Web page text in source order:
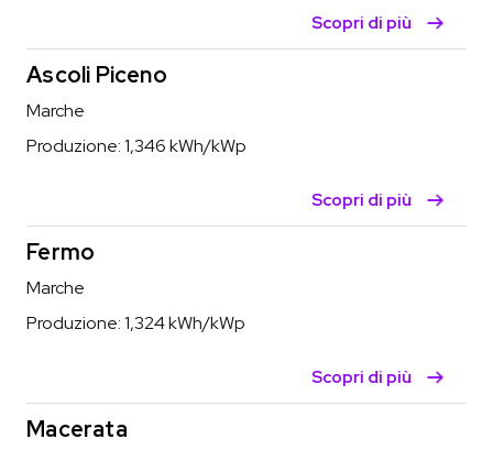
Scopri di più
Ascoli Piceno
Marche
Produzione:1,346kWh/kWp
Scopri di più
Fermo
Marche
Produzione:1,324kWh/kWp
Scopri di più
Macerata